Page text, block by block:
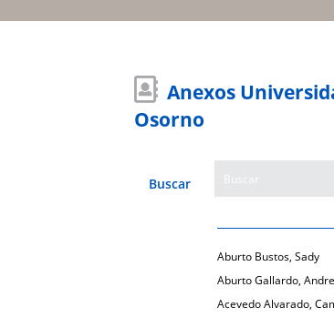
Anexos
Osorno
Buscar
Aburto Bustos, Sady
Aburto Gallardo,
Acevedo Alvarado,